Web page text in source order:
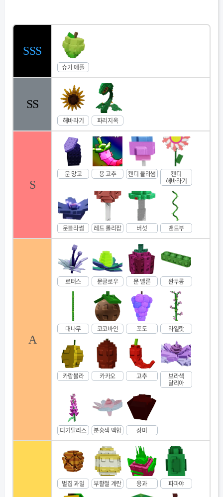
SSS
슈가 애플
SS
해바라기 파리지옥
S
문 망고 용 고추 캔디 블라썸 캔디
해바라기
문블라썸 레드 롤리팝 버섯 밴드부
A
로터스 문글로우 문 멜론 완두콩
대나무 코코바인 포도 라일랏
카람볼라 카카오 고추 보라색
달리아
디기탈리스 분홍색 백합 장미
벌집 과일 부활절 계란 용과 파파야